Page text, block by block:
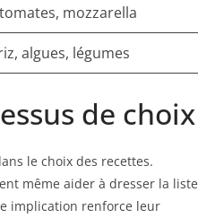
mozzarella
algues, légumes
de choix
le choix des recettes.
même aider à dresser la liste
implication renforce leur